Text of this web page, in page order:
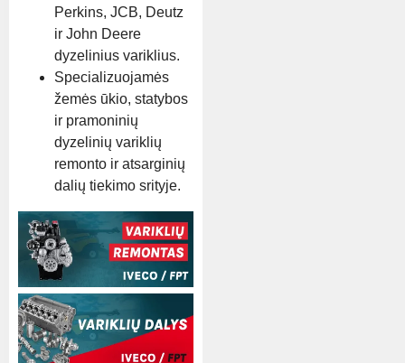
Perkins, JCB, Deutz
ir John Deere
dyzelinius variklius.
Specializuojamės
žemės ūkio, statybos
ir pramoninių
dyzelinių variklių
remonto ir atsarginių
dalių tiekimo srityje.